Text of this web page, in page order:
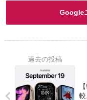
Google